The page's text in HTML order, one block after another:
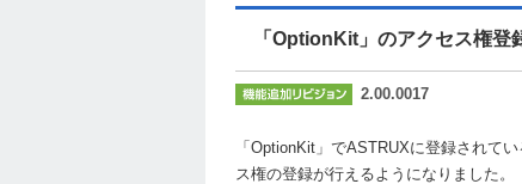
「OptionKit」のアクセス権登
2.00.0017
「OptionKit」でASTRUXに登録されて
ス権の登録が行えるようになりました。